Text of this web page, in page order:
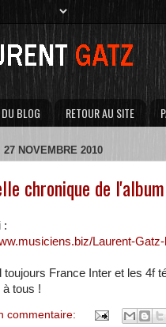
BLOG RETOUR AU SITE
27 NOVEMBRE 2010
chronique de
:
Laurent-
toujours France Inter et les 4f
à tous !
commentaire: